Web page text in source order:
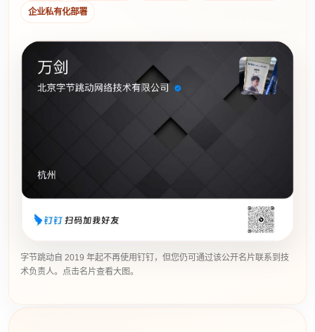
企业私有化部署
字节跳动自 2019 年起不再使用钉钉，但您仍可通过该公开名片联系到技
术负责人。点击名片查看大图。